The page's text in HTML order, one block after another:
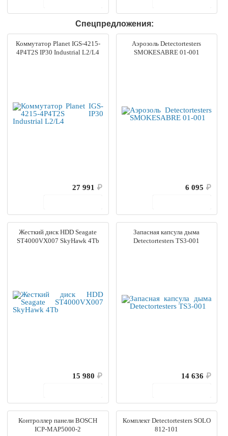
Спецпредложения:
Коммутатор Planet IGS-4215-
4P4T2S IP30 Industrial L2/L4
27 991 ₽
Аэрозоль Detectortesters
SMOKESABRE 01-001
6 095 ₽
Жесткий диск HDD Seagate
ST4000VX007 SkyHawk 4Tb
15 980 ₽
Запасная капсула дыма
Detectortesters TS3-001
14 636 ₽
Контроллер панели BOSCH
ICP-MAP5000-2
Комплект Detectortesters SOLO
812-101